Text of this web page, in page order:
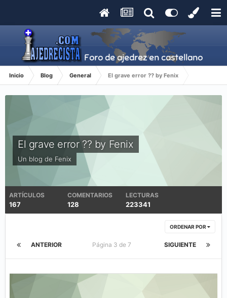
Inicio Blog General El grave error ?? by Fenix
El grave error ?? by Fenix
Un blog de Fenix
ARTÍCULOS
167
COMENTARIOS
128
LECTURAS
223341
ORDENAR POR
ANTERIOR SIGUIENTE
Página 3 de 7